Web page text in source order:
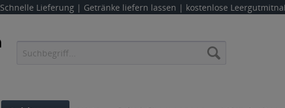
Schnelle Lieferung | Getränke liefern lassen | kostenlose